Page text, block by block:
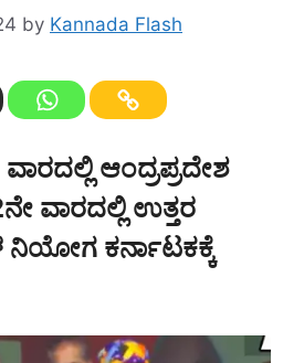
by Kannada Flash
ಆಂದ್ರಪ್ರದೇಶ
ವಾರದಲ್ಲಿ ಉತ್ತರ
ನಿಯೋಗ ಕರ್ನಾಟಕಕ್ಕೆ